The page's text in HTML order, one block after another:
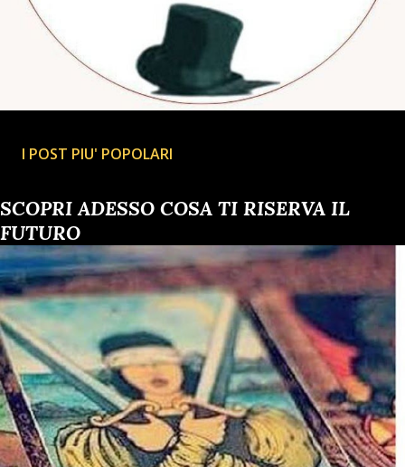
I POST PIU' POPOLARI
SCOPRI ADESSO COSA TI RISERVA IL
FUTURO